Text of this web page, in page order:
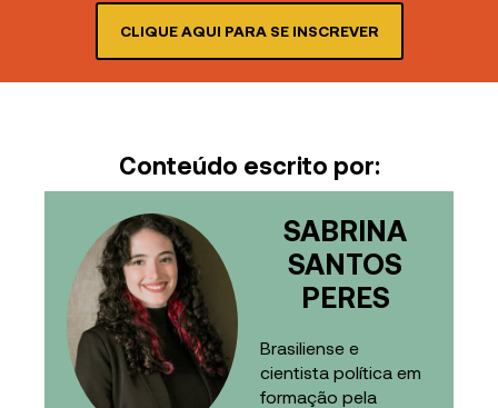
CLIQUE AQUI PARA SE INSCREVER
Conteúdo escrito por:
SABRINA
SANTOS
PERES
Brasiliense e
cientista política em
formação pela